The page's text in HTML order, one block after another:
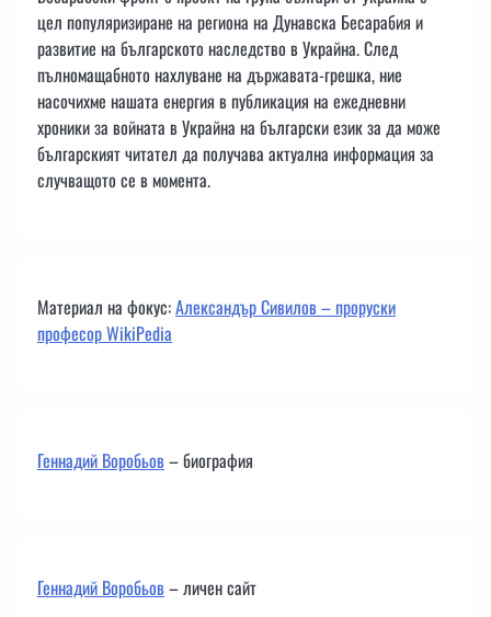
цел популяризиране на региона на Дунавска Бесарабия и
развитие на българското наследство в Украйна. След
пълномащабното нахлуване на държавата-грешка, ние
насочихме нашата енергия в публикация на ежедневни
хроники за войната в Украйна на български език за да може
българският читател да получава актуална информация за
случващото се в момента.
Материал на фокус:Александър Сивилов – проруски
професор WikiPedia
Геннадий Воробьов– биография
Геннадий Воробьов– личен сайт